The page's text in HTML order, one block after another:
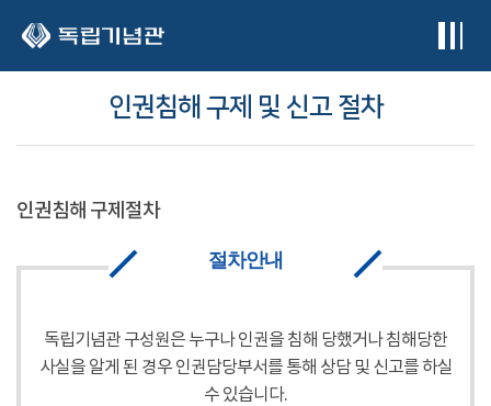
인권침해 구제 및 신고 절차
인권침해 구제절차
절차안내
독립기념관 구성원은 누구나 인권을 침해 당했거나 침해당한
사실을 알게 된 경우 인권담당부서를 통해 상담 및 신고를 하실
수 있습니다.